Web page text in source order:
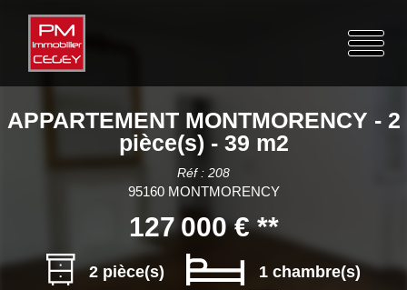
APPARTEMENT MONTMORENCY - 2
pièce(s) - 39 m2
Réf : 208
95160 MONTMORENCY
127 000 €**
2 pièce(s)
1 chambre(s)